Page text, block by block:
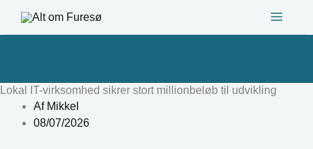
Lokal IT-virksomhed sikrer stort millionbeløb til udvikling
AfMikkel
08/07/2026